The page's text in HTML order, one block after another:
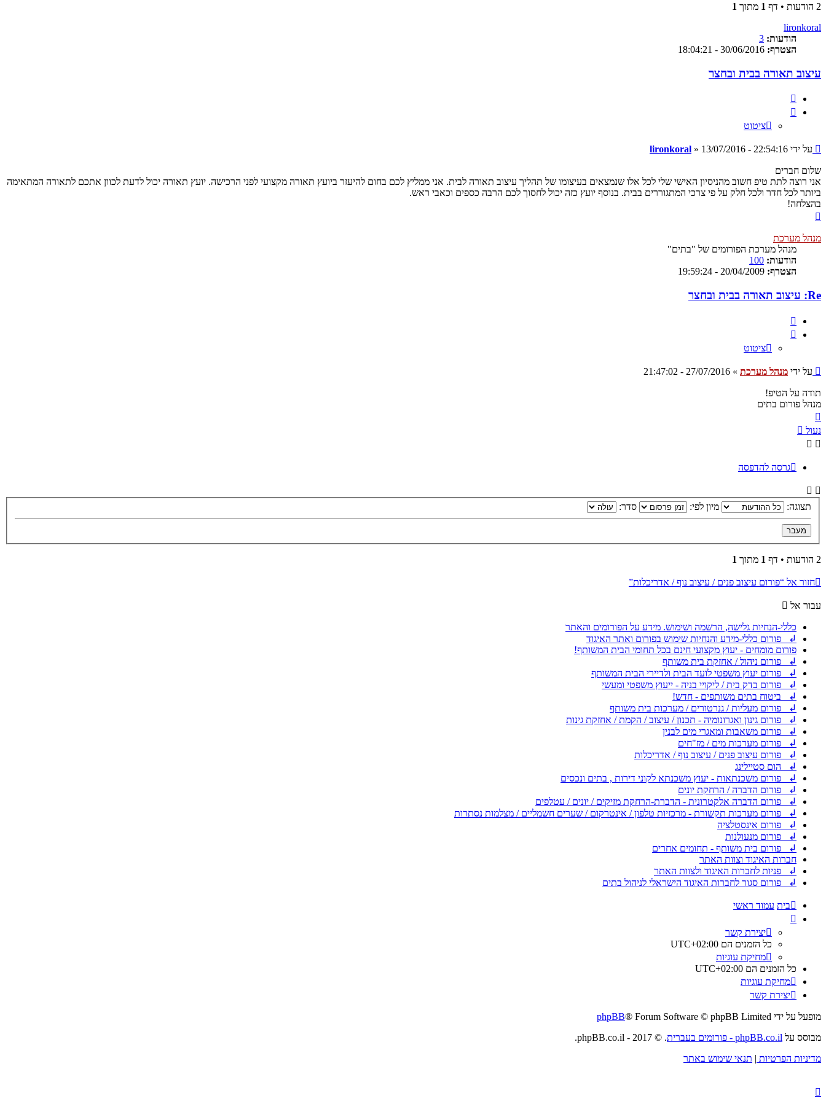
2 הודעות • דף 1 מתוך 1
lironkoral
הודעות: 3
הצטרף:
עיצוב תאורה בבית ובחצר
ציטוט
שליחה
על ידי lironkoral » 13/07/2016 - 22:54:16
שלום חברים
אני רוצה לתת טיפ חשוב מהניסיון האישי שלי לכל אלו שנמצאים בעיצומו של תהליך עיצוב תאורה לבית. אני ממליץ לכם בחום להיעזר ביועץ תאורה מקצועי לפני הרכישה. יועץ תאורה יכול לדעת לכוון אתכם לתאורה המתאימה
ביותר לכל חדר ולכל חלק על פי צרכי המתגוררים בבית. בנוסף יועץ כזה יכול לחסוך לכם הרבה כספים וכאבי ראש.
בהצלחה!
מנהל מערכת
מנהל מערכת הפורומים של "בתים"
הודעות: 100
הצטרף:
Re: עיצוב תאורה בבית ובחצר
ציטוט
שליחה
על ידי מנהל מערכת »
27/07/2016 - 21:47:02
תודה על הטיפ!
מנהל פורום בתים
למעלהנעול
גרסה להדפסה
תצוגה: מיון לפי: סדר:
2 הודעות • דף 1 מתוך 1
חזור אל “פורום עיצוב פנים / עיצוב נוף / אדריכלות”
עבור אל
כללי-הנחיות גלישה, הרשמה ושימוש. מידע על הפורומים והאתר
↲ פורום כללי-מידע והנחיות שימוש בפורום ואתר האיגוד
פורום מומחים - יעוץ מקצועי חינם בכל תחומי הבית המשותף!
↲ פורום ניהול / אחזקת בית משותף
↲ פורום יעוץ משפטי לועד הבית ולדיירי הבית המשותף
↲ פורום בדק בית / ליקויי בניה - ייעוץ משפטי ומעשי
↲ ביטוח בתים משותפים - חדש!
↲ פורום מעליות / גנרטורים / מערכות בית משותף
↲ פורום גינון ואגרונומיה - תכנון / עיצוב / הקמת / אחזקת גינות
↲ פורום משאבות ומאגרי מים לבנין
↲ פורום מערכות מים / מז"חים
↲ פורום עיצוב פנים / עיצוב נוף / אדריכלות
↲ הום סטיילינג
↲ פורום משכנתאות - יעוץ משכנתא לקוני דירות , בתים ונכסים
↲ פורום הדברה / הרחקת יונים
↲ פורום הדברה אלקטרונית - הדברת-הרחקת מזיקים / יונים / עטלפים
↲ פורום מערכות תקשורת - מרכזיות טלפון / אינטרקום / שערים חשמליים / מצלמות נסתרות
↲ פורום אינסטלציה
↲ פורום מנעולנות
↲ פורום בית משותף - תחומים אחרים
חברות האיגוד וצוות האתר
↲ פניות לחברות האיגוד ולצוות האתר
↲ פורום סגור לחברות האיגוד הישראלי לניהול בתים
בית עמוד ראשי
יצירת קשר
כל הזמנים הם UTC+02:00
מחיקת עוגיות
כל הזמנים הם UTC+02:00
מחיקת עוגיות
יצירת קשר
מופעל על ידי phpBB® Forum Software © phpBB Limited
מבוסס על phpBB.co.il - פורומים בעברית
. © 2017 - phpBB.co.il.
מדיניות הפרטיות | תנאי שימוש באתר